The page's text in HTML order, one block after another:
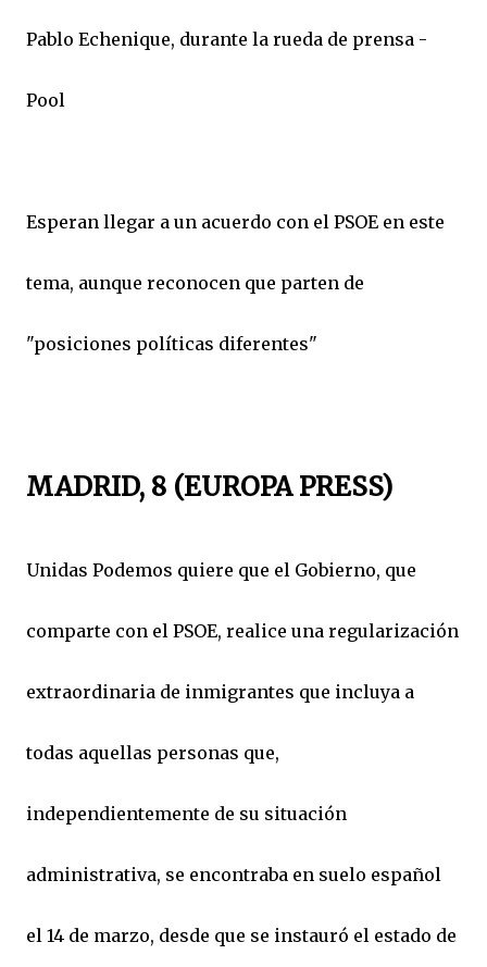
Pablo Echenique, durante la rueda de prensa -
Pool
Esperan llegar a un acuerdo con el PSOE en este
tema, aunque reconocen que parten de
"posiciones políticas diferentes"
MADRID, 8 (EUROPA PRESS)
Unidas Podemos quiere que el Gobierno, que
comparte con el PSOE, realice una regularización
extraordinaria de inmigrantes que incluya a
todas aquellas personas que,
independientemente de su situación
administrativa, se encontraba en suelo español
el 14 de marzo, desde que se instauró el estado de